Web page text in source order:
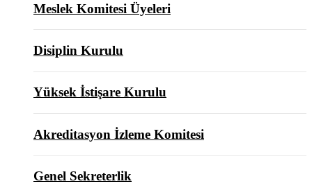
Meslek Komitesi Üyeleri
Disiplin Kurulu
Yüksek İstişare Kurulu
Akreditasyon İzleme Komitesi
Genel Sekreterlik